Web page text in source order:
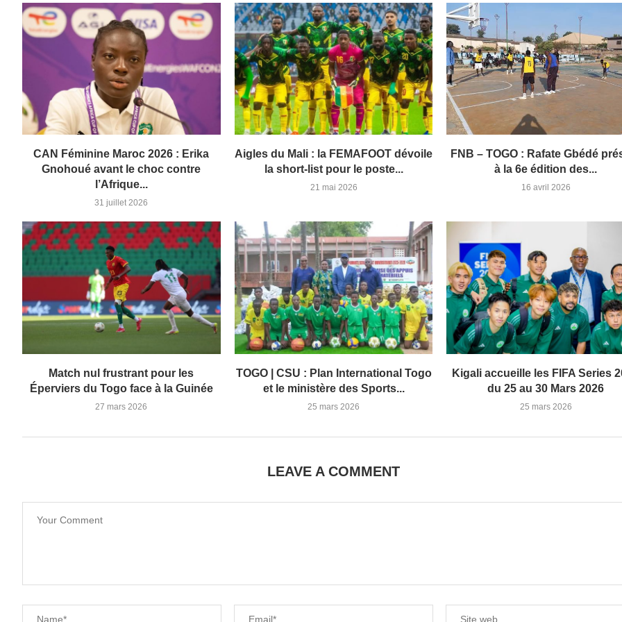
CAN Féminine Maroc 2026 : Erika
Gnohoué avant le choc contre
l’Afrique...
31 juillet 2026
Aigles du Mali : la FEMAFOOT dévoile
la short-list pour le poste...
21 mai 2026
FNB – TOGO : Rafate Gbédé
à la 6e édition des...
16 avril 2026
Match nul frustrant pour les
Éperviers du Togo face à la Guinée
27 mars 2026
TOGO | CSU : Plan International Togo
et le ministère des Sports...
25 mars 2026
Kigali accueille les FIFA Series
du 25 au 30 Mars 2026
25 mars 2026
LEAVE A COMMENT